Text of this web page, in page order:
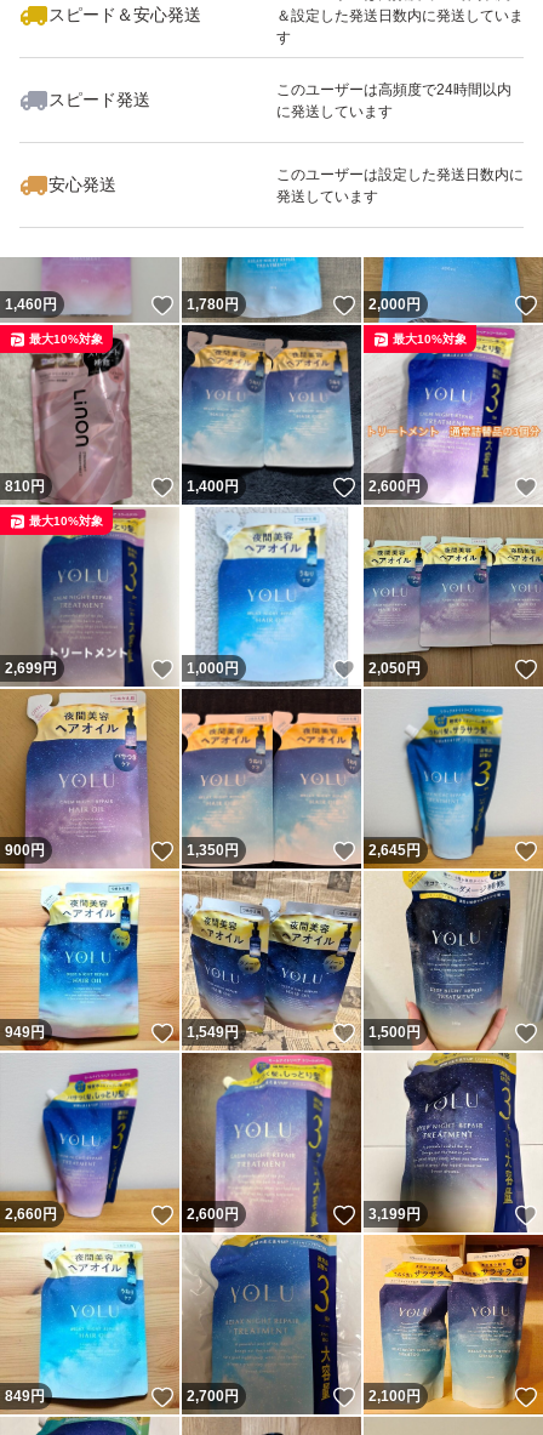
スピード＆安心発送
＆設定した発送日数内に発送していま
す
スピード発送
このユーザーは高頻度で24時間以内
に発送しています
安心発送
このユーザーは設定した発送日数内に
発送しています
いいね！
2,600
1,460円 いいね！
1,780円 いいね！
2,000円
810円 いいね！
最大10%対象
1,400円 いいね！
2,600円
最大10%対象
2,699円 いいね！
最大10%対象
1,000円 いいね！
2,050円
900円 いいね！
1,350円 いいね！
2,645円
949円 いいね！
1,549円 いいね！
1,500円
2,660円 いいね！
2,600円 いいね！
3,199円
849円 いいね！
2,700円 いいね！
2,100円